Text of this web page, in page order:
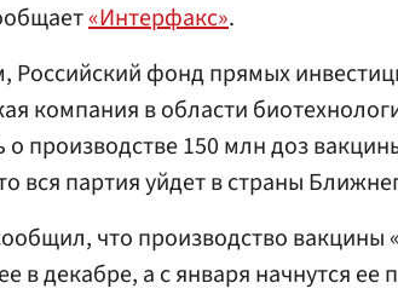
«Интерфакс».
Российский фонд прямых
компания в области
о производстве 150 млн доз
вся партия уйдет в страны
что производство вакцины
в декабре, а с января начнутся ее